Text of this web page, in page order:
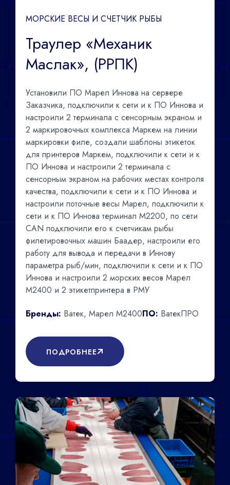
МОРСКИЕ ВЕСЫ И СЧЕТЧИК РЫБЫ
Траулер «Механик
Маслак», (РРПК)
Установили ПО Марел Иннова на сервере
Заказчика, подключили к сети и к ПО Иннова и
настроили 2 терминала с сенсорным экраном и
2 маркировочных комплекса Маркем на линии
маркировки филе, создали шаблоны этикеток
для принтеров Маркем, подключили к сети и к
ПО Иннова и настроили 2 терминала с
сенсорным экраном на рабочих местах контроля
качества, подключили к сети и к ПО Иннова и
настроили поточные весы Марел, подключили к
сети и к ПО Иннова терминал М2200, по сети
CAN подключили его к счетчикам рыбы
филетировочных машин Баадер, настроили его
работу для вывода и передачи в Иннову
параметра рыб/мин, подключили к сети и к ПО
Иннова и настроили 2 морских весов Марел
М2400 и 2 этикетпринтера в РМУ
Бренды: Ватек, Марел М2400ПО: ВатекПРО
ПОДРОБНЕЕ